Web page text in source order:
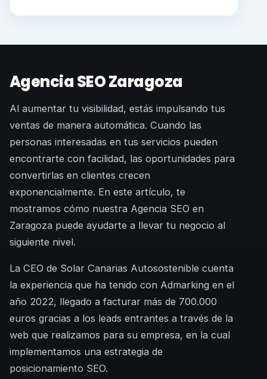
Agencia SEO Zaragoza
Al aumentar tu visibilidad, estás impulsando tus
ventas de manera automática. Cuando las
personas interesadas en tus servicios pueden
encontrarte con facilidad, las oportunidades para
convertirlas en clientes crecen
exponencialmente. En este artículo, te
mostramos cómo nuestra Agencia SEO en
Zaragoza puede ayudarte a llevar tu negocio al
siguiente nivel.
La CEO de Solar Canarias Autosostenible cuenta
la experiencia que ha tenido con Admarking en el
año 2022, llegado a facturar más de 700.000
euros gracias a los leads entrantes a través de la
web que realizamos para su empresa, en la cual
implementamos una estrategia de
posicionamiento SEO.